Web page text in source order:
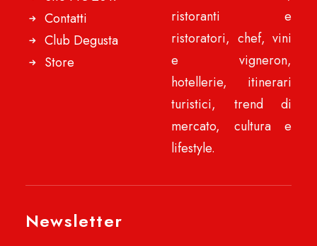
Contatti
Club Degusta
Store
ristoranti e
ristoratori, chef, vini
e vigneron,
hotellerie, itinerari
turistici, trend di
mercato, cultura e
lifestyle.
Newsletter